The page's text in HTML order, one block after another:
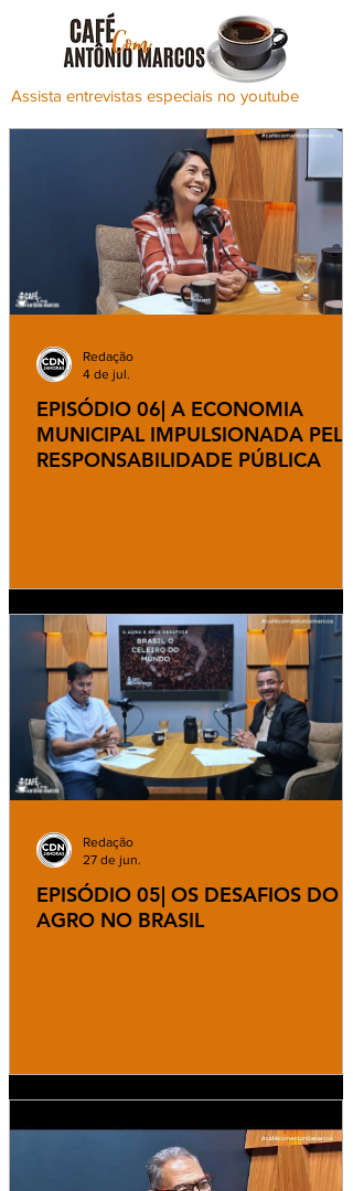
pensionistas do Instituto Nacional do
Social (INSS). A ofensiva foi autorizada pelo
ministro André Mendonça, do Supremo
Tribunal Federal (STF), e incluiu o
cumprimento de mandados de busca e
apreensão para aprofundar as
Assista entrevistas especiais no youtube
EPISÓDIO 06| A ECONOMIA
MUNICIPAL IMPULSIONADA PELA
RESPONSABILIDADE PÚBLICA
Redação
4 de jul.
EPISÓDIO 05| OS DESAFIOS DO
AGRO NO BRASIL
Redação
27 de jun.